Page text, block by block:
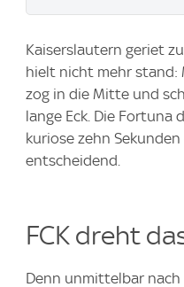
Kaiserslautern geriet
hielt nicht mehr stand:
zog in die Mitte und
lange Eck. Die Fortuna
kuriose zehn
entscheidend.
FCK dreht
Denn unmittelbar